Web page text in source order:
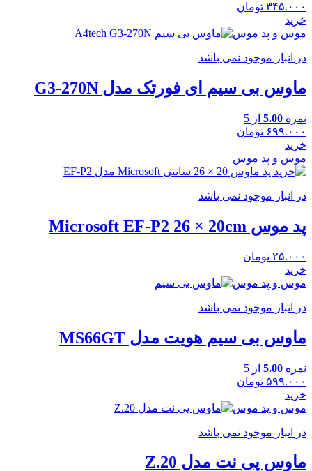
۳۴۵.۰۰۰ تومان
خرید
موس و پد موس
در انبار موجود نمی باشد
ماوس بی سیم ای فورتک مدل G3-270N
نمره 5.00 از 5
۶۹۹.۰۰۰ تومان
خرید
موس و پد موس
در انبار موجود نمی باشد
پد موس Microsoft EF-P2 26 × 20cm
۲۵.۰۰۰ تومان
خرید
موس و پد موس
در انبار موجود نمی باشد
ماوس بی سیم هویت مدل MS66GT
نمره 5.00 از 5
۵۹۹.۰۰۰ تومان
خرید
موس و پد موس
در انبار موجود نمی باشد
ماوس پی نت مدل Z.20